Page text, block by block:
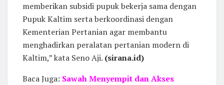
memberikan subsidi pupuk bekerja sama dengan
Pupuk Kaltim serta berkoordinasi dengan
Kementerian Pertanian agar membantu
menghadirkan peralatan pertanian modern di
Kaltim,” kata Seno Aji. (sirana.id)
Baca Juga: Sawah Menyempit dan Akses